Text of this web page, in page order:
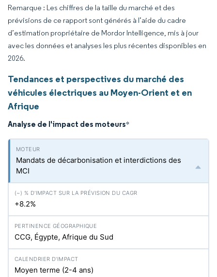
Remarque : Les chiffres de la taille du marché et des
prévisions de ce rapport sont générés à l’aide du cadre
d’estimation propriétaire de Mordor Intelligence, mis à jour
avec les données et analyses les plus récentes disponibles en
2026.
Tendances et perspectives du marché des
véhicules électriques au Moyen-Orient et en
Afrique
Analyse de l'impact des moteurs*
Mandats de décarbonisation et interdictions des
MCI
+8.2%
CCG, Égypte, Afrique du Sud
Moyen terme (2-4 ans)